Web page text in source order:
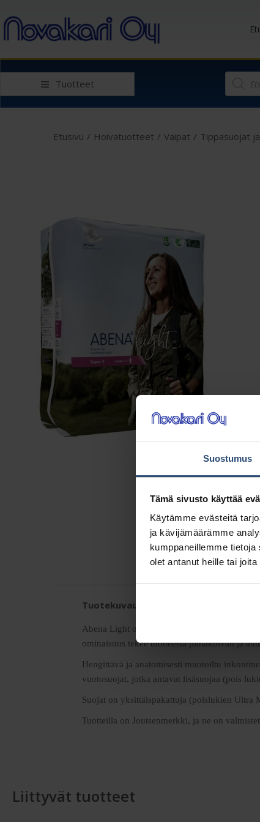
Suostumus
Tämä sivusto käyttää
Käytämme evästeitä
ja kävijämäärämme
kumppaneillemme
olet antanut heille tai
Tuotteet
Etusivu / Hoivatuotteet / Vaipat / Tippasuojat
Tuotekuvaus
Abena Light on ensiluokkainen valikoima
ominaisuus tekee tuotteesta pintakuivan ja
Hengittävä ja anatomisesti muotoiltu
vuotosuojat, jotka antavat lisäsuojaa (pois
Suojat on yksittäispakattuja (poislukien Ultra
Tuotteilla on Joutsenmerkki, ja ne on
Liittyvät tuotteet